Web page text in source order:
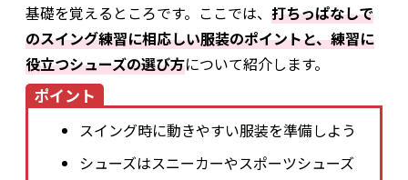
基礎を覚えるところです。ここでは、 打ちっぱなしで
のスイング練習に相応しい服装のポイントと、練習に
役立つシューズの選び方について紹介します。
ポイント
スイング時に動きやすい服装を準備しよう
シューズはスニーカーやスポーツシューズ